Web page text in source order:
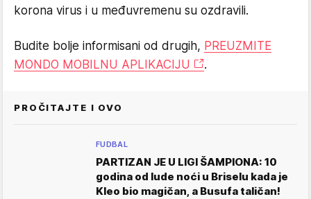
korona virus i u međuvremenu su ozdravili.
Budite bolje informisani od drugih, PREUZMITE
MONDO MOBILNU APLIKACIJU
.
PROČITAJTE I OVO
FUDBAL
PARTIZAN JE U LIGI ŠAMPIONA: 10
godina od lude noći u Briselu kada je
Kleo bio magičan, a Busufa taličan!